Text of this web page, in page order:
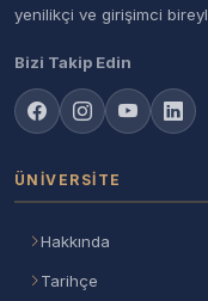
yenilikçi ve girişimci
Bizi Takip Edin
ÜNIVERSITE
Hakkında
Tarihçe